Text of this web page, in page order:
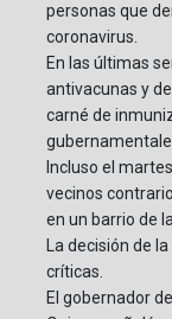
personas que
coronavirus.
En las últimas
antivacunas y
carné de
Incluso el
vecinos
en un barrio de
La decisión de
críticas.
El gobernador